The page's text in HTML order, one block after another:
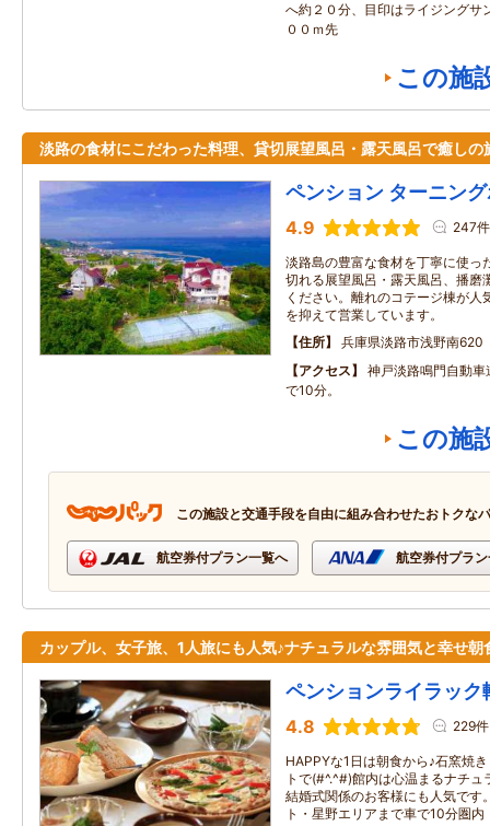
へ約２０分、目印はライジングサ
００ｍ先
この施
淡路の食材にこだわった料理、貸切展望風呂・露天風呂で癒しの
ペンション ターニン
4.9 247件
淡路島の豊富な食材を丁寧に使っ
切れる展望風呂・露天風呂、播磨
ください。離れのコテージ棟が人
を抑えて営業しています。
住所
兵庫県淡路市浅野南620
アクセス
神戸淡路鳴門自動
で10分。
この施
この施設と交通手段を自由に組み合わせたおトクな
航空券付プラン一覧へ 航空券付プラ
カップル、女子旅、1人旅にも人気♪ナチュラルな雰囲気と幸せ朝
ペンションライラック
4.8 229件
HAPPYな1日は朝食から♪石窯焼
トで(#^.^#)館内は心温まるナチ
結婚式関係のお客様にも人気です
ト・星野エリアまで車で10分圏内